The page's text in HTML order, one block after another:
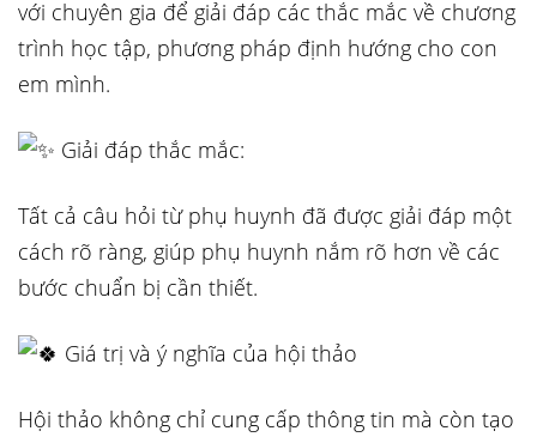
với chuyên gia để giải đáp các thắc mắc về chương
trình học tập, phương pháp định hướng cho con
em mình.
Giải đáp thắc mắc:
Tất cả câu hỏi từ phụ huynh đã được giải đáp một
cách rõ ràng, giúp phụ huynh nắm rõ hơn về các
bước chuẩn bị cần thiết.
Giá trị và ý nghĩa của hội thảo
Hội thảo không chỉ cung cấp thông tin mà còn tạo